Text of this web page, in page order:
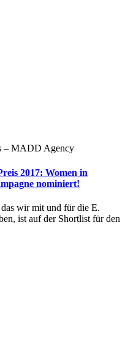
2017: Women in
nominiert!
wir mit und für die E.
ist auf der Shortlist für den